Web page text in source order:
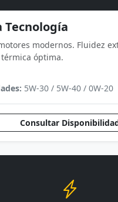
Tecnología
modernos. Fluidez
óptima.
5W-30 / 5W-40 / 0W-20
Consultar